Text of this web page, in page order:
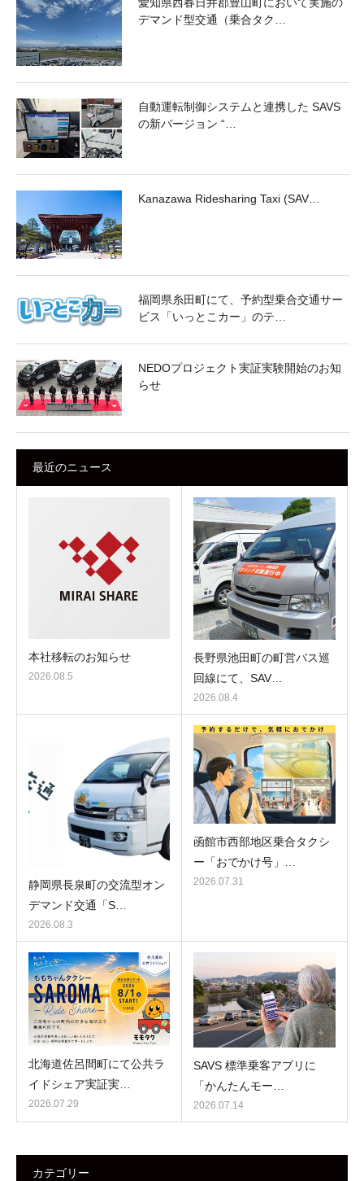
デマンド型交通（乗合タク…
自動運転制御システムと連携した SAVS
の新バージョン “…
Kanazawa Ridesharing Taxi (SAV…
福岡県糸田町にて、予約型乗合交通サー
ビス「いっとこカー」のテ…
NEDOプロジェクト実証実験開始のお知
らせ
最近のニュース
本社移転のお知らせ
2026.08.5
長野県池田町の町営バス巡
回線にて、SAV…
2026.08.4
静岡県長泉町の交流型オン
デマンド交通「S…
2026.08.3
函館市西部地区乗合タクシ
ー「おでかけ号」…
2026.07.31
北海道佐呂間町にて公共ラ
イドシェア実証実…
2026.07.29
SAVS 標準乗客アプリに
「かんたんモー…
2026.07.14
カテゴリー